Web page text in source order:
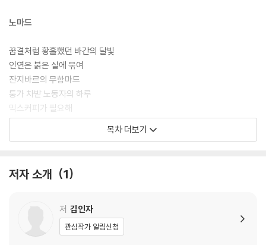
노마드
꿈결처럼 황홀했던 바간의 달빛
인연은 붉은 실에 묶여
잔지바르의 무함마드
퉁가 차밭 노동자의 하루
믹스커피가 필요해
따뜻한 신맛 부드러운 쓴맛
꽃은 고통이 되고 고통은 빵이 되고
담푸스 마을의 그녀
내 꿈은 자연주의자
사자의 허니문
목차 더보기
저자 소개 1
저 김인자
관심작가 알림신청